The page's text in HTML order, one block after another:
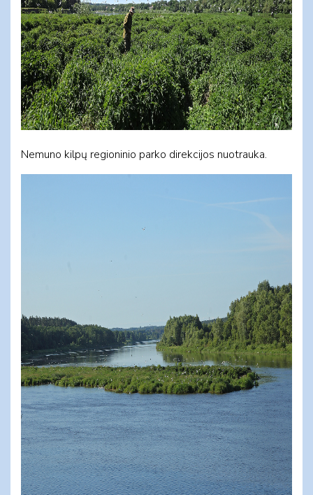
Nemuno kilpų regioninio parko direkcijos nuotrauka.